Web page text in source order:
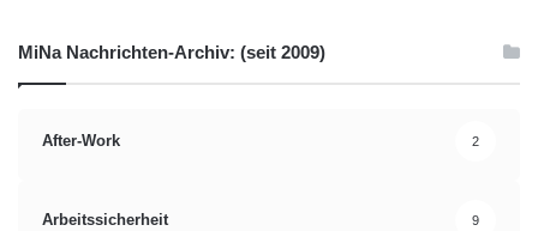
MiNa Nachrichten-Archiv: (seit 2009)
After-Work 2
Arbeitssicherheit 9